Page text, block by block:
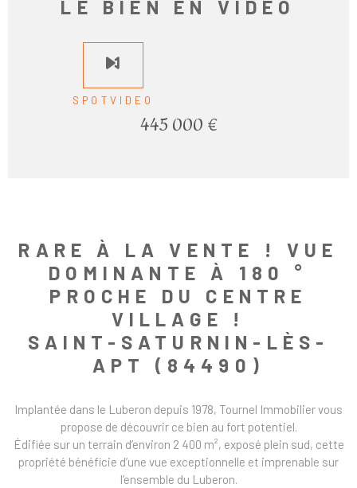
LE BIEN EN VIDÉO
SPOTVIDEO
445 000 €
RARE À LA VENTE ! VUE
DOMINANTE À 180 °
PROCHE DU CENTRE
VILLAGE !
SAINT-SATURNIN-LÈS-
APT (84490)
Implantée dans le Luberon depuis 1978, Tournel Immobilier vous
propose de découvrir ce bien au fort potentiel.
Édifiée sur un terrain d’environ 2 400 m², exposé plein sud, cette
propriété bénéficie d’une vue exceptionnelle et imprenable sur
l’ensemble du Luberon.